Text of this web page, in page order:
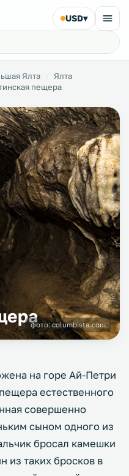
USD▾
Ялта
Ялта
пещера
фото:columbista.com
на горе Ай-Петри
естественного
совершенно
сыном одного из
бросал камешки
из таких бросков в